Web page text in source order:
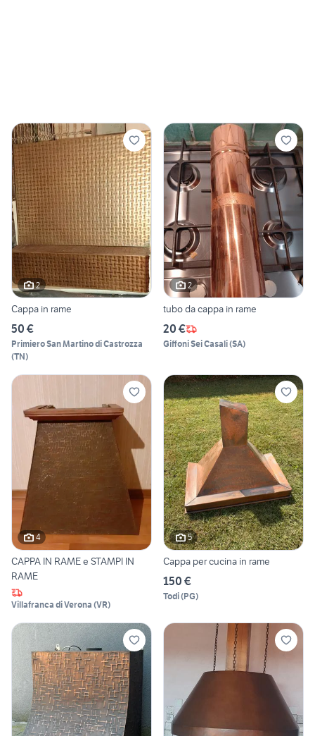
2
Cappa in rame
50 €
Primiero San Martino di Castrozza
(TN)
2
tubo da cappa in rame
20 €
Giffoni Sei Casali(SA)
4
CAPPA IN RAME e STAMPI IN
RAME
Villafranca di Verona (VR)
5
Cappa per cucina in rame
150 €
Todi(PG)